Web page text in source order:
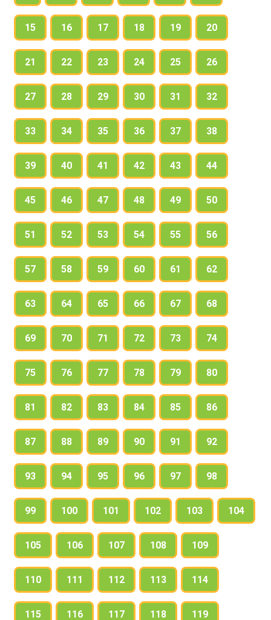
15 16 17 18 19 20
21 22 23 24 25 26
27 28 29 30 31 32
33 34 35 36 37 38
39 40 41 42 43 44
45 46 47 48 49 50
51 52 53 54 55 56
57 58 59 60 61 62
63 64 65 66 67 68
69 70 71 72 73 74
75 76 77 78 79 80
81 82 83 84 85 86
87 88 89 90 91 92
93 94 95 96 97 98
99 100 101 102 103 104
105 106 107 108 109
110 111 112 113 114
115 116 117 118 119